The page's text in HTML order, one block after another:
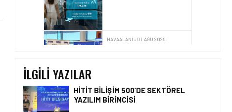
İLGILI YAZILAR
HITIT BILIŞIM 500’DE SEKTÖREL
YAZILIM BIRINCISI